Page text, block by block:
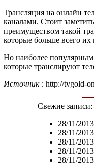
Трансляция на онлайн
каналами. Стоит
преимуществом такой
которые больше всего их
Но наиболее популярным
которые транслируют
Источник : http://tvgold-
Свежие записи:
28/11/
28/11/
28/11/
28/11/
28/11/